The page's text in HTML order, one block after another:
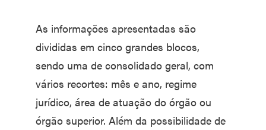
As informações apresentadas são
divididas em cinco grandes blocos,
sendo uma de consolidado geral, com
vários recortes: mês e ano, regime
jurídico, área de atuação do órgão ou
órgão superior. Além da possibilidade de